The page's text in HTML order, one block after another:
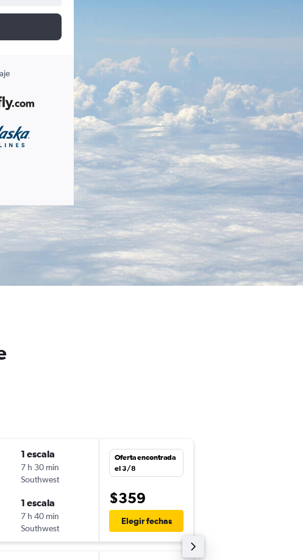
1 escala
7 h 30 min
Southwest
1 escala
7 h 40 min
Southwest
Oferta encontrada
el 3/8
$359
Elegir fechas